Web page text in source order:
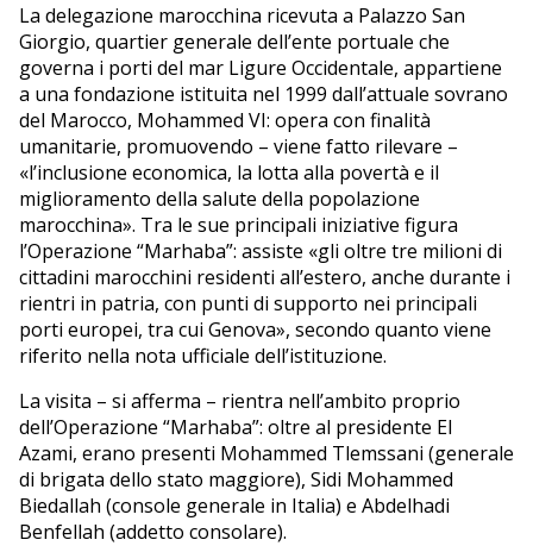
La delegazione marocchina ricevuta a Palazzo San
Giorgio, quartier generale dell’ente portuale che
governa i porti del mar Ligure Occidentale, appartiene
a una fondazione istituita nel 1999 dall’attuale sovrano
del Marocco, Mohammed VI: opera con finalità
umanitarie, promuovendo – viene fatto rilevare –
«l’inclusione economica, la lotta alla povertà e il
miglioramento della salute della popolazione
marocchina». Tra le sue principali iniziative figura
l’Operazione “Marhaba”: assiste «gli oltre tre milioni di
cittadini marocchini residenti all’estero, anche durante i
rientri in patria, con punti di supporto nei principali
porti europei, tra cui Genova», secondo quanto viene
riferito nella nota ufficiale dell’istituzione.
La visita – si afferma – rientra nell’ambito proprio
dell’Operazione “Marhaba”: oltre al presidente El
Azami, erano presenti Mohammed Tlemssani (generale
di brigata dello stato maggiore), Sidi Mohammed
Biedallah (console generale in Italia) e Abdelhadi
Benfellah (addetto consolare).